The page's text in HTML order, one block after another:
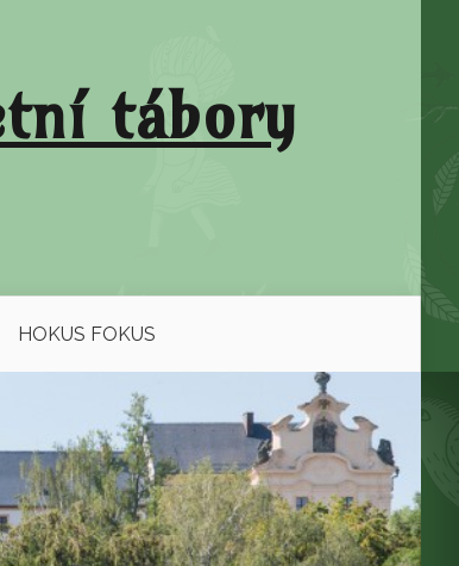
tábory
HOKUS FOKUS